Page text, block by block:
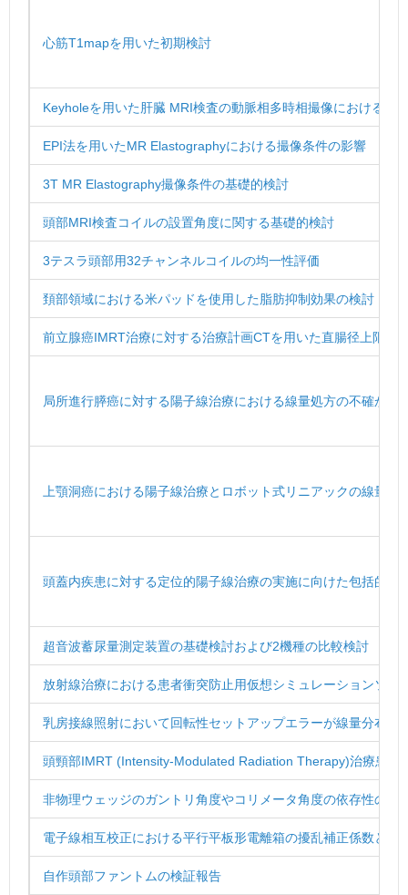
心筋T1mapを用いた初期検討
Keyholeを用いた肝臓 MRI検査の動脈相多時相撮像におけるリ
EPI法を用いたMR Elastographyにおける撮像条件の影響
3T MR Elastography撮像条件の基礎的検討
頭部MRI検査コイルの設置角度に関する基礎的検討
3テスラ頭部用32チャンネルコイルの均一性評価
頚部領域における米パッドを使用した脂肪抑制効果の検討
前立腺癌IMRT治療に対する治療計画CTを用いた直腸径上限値
局所進行膵癌に対する陽子線治療における線量処方の不確かさ
上顎洞癌における陽子線治療とロボット式リニアックの線量分
頭蓋内疾患に対する定位的陽子線治療の実施に向けた包括的
超音波蓄尿量測定装置の基礎検討および2機種の比較検討
放射線治療における患者衝突防止用仮想シミュレーションソフ
乳房接線照射において回転性セットアップエラーが線量分布に
頭頸部IMRT (Intensity-Modulated Radiation Therapy)治療患者
非物理ウェッジのガントリ角度やコリメータ角度の依存性の評
電子線相互校正における平行平板形電離箱の擾乱補正係数と個
自作頭部ファントムの検証報告